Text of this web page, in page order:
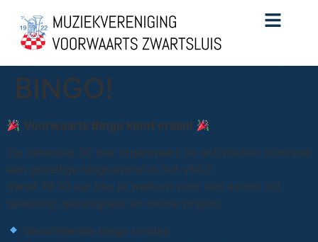
BINGO!
Voorwaarts Bingo komt eraan!
Op zaterdag 30 mei organiseert de activiteiten comissie
een gezellige bingoavond in het VMC!
Vanaf 19:30 uur ben je welkom voor een avond vol
spanning, gezelligheid en mooie prijzen.
Verschillende bingo rondes